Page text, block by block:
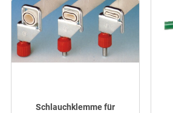
Schlauchklemme für